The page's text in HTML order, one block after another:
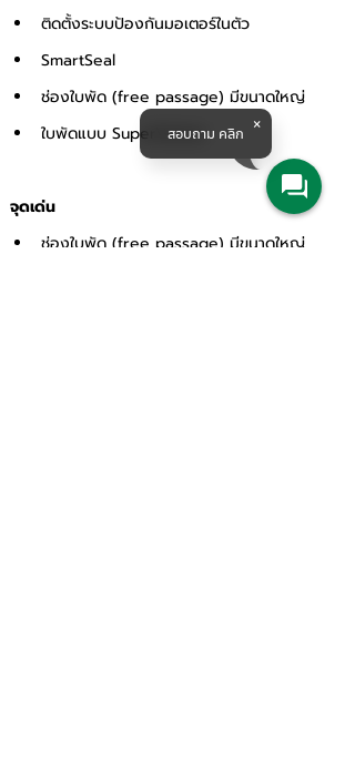
ติดตั้งระบบป้องกันมอเตอร์ในตัว
SmartSeal
ช่องใบพัด (free passage) มีขนาดใหญ่
ใบพัดแบบ SuperVortex
จุดเด่น
ช่องใบพัด (free passage) มีขนาดใหญ่
สอบถาม คลิก